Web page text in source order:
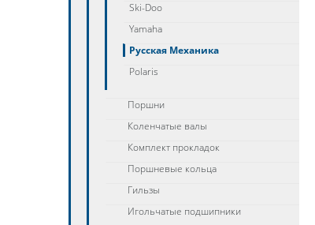
Ski-Doo
Yamaha
Русская Механика
Polaris
Поршни
Коленчатые валы
Комплект прокладок
Поршневые кольца
Гильзы
Игольчатые подшипники